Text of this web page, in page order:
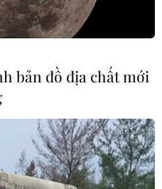
bản đồ địa chất mới